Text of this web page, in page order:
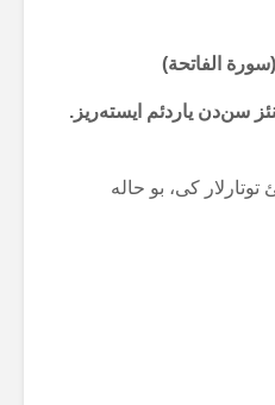
سن‌دن یاردئم ایستەریز.
کی، بو حالە